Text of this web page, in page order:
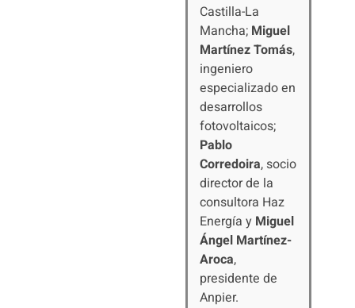
Castilla-La
Mancha; Miguel
Martínez Tomás,
ingeniero
especializado en
desarrollos
fotovoltaicos;
Pablo
Corredoira, socio
director de la
consultora Haz
Energía y Miguel
Ángel Martínez-
Aroca,
presidente de
Anpier.